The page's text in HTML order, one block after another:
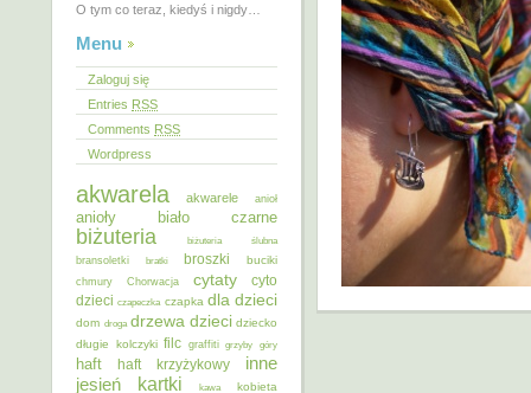
O tym co teraz, kiedyś i nigdy…
Menu
Zaloguj się
Entries RSS
Comments RSS
Wordpress
akwarela akwarele anioł
anioły biało czarne
biżuteria
biżuteria ślubna
bransoletki
bratki broszki buciki
chmury Chorwacja cytaty
cyto
dzieci czapeczka czapka dla dzieci
dom droga drzewa dzieci dziecko
długie kolczyki filc graffiti grzyby góry
haft haft krzyżykowy inne
jesień kartki kawa kobieta